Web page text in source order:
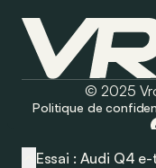
© 2025
Politique de